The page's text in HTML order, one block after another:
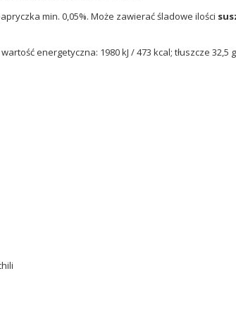
min. 0,05%. Może zawierać śladowe ilości
energetyczna: 1980 kJ / 473 kcal; tłuszcze